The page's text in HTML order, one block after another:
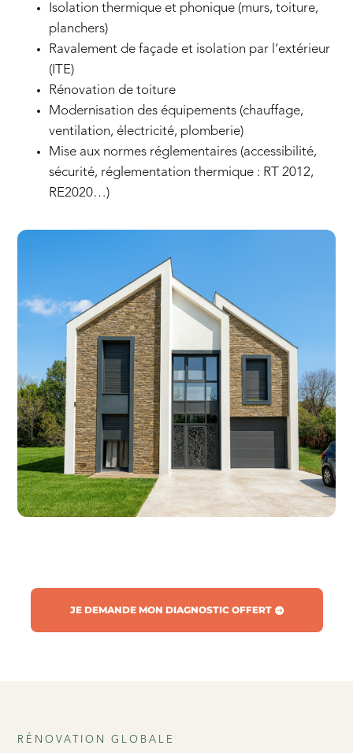
Isolation thermique et phonique (murs, toiture,
planchers)
Ravalement de façade et isolation par l’extérieur
(ITE)
Rénovation de toiture
Modernisation des équipements (chauffage,
ventilation, électricité, plomberie)
Mise aux normes réglementaires (accessibilité,
sécurité, réglementation thermique : RT 2012,
RE2020…)
JE DEMANDE MON DIAGNOSTIC OFFERT
RÉNOVATION GLOBALE